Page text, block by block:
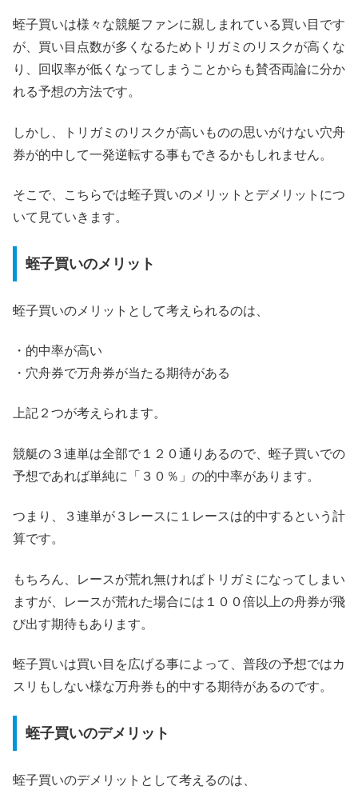
蛭子買いは様々な競艇ファンに親しまれている買い目です
が、買い目点数が多くなるためトリガミのリスクが高くな
り、回収率が低くなってしまうことからも賛否両論に分か
れる予想の方法です。
しかし、トリガミのリスクが高いものの思いがけない穴舟
券が的中して一発逆転する事もできるかもしれません。
そこで、こちらでは蛭子買いのメリットとデメリットにつ
いて見ていきます。
蛭子買いのメリット
蛭子買いのメリットとして考えられるのは、
・的中率が高い
・穴舟券で万舟券が当たる期待がある
上記２つが考えられます。
競艇の３連単は全部で１２０通りあるので、蛭子買いでの
予想であれば単純に「３０％」の的中率があります。
つまり、３連単が３レースに１レースは的中するという計
算です。
もちろん、レースが荒れ無ければトリガミになってしまい
ますが、レースが荒れた場合には１００倍以上の舟券が飛
び出す期待もあります。
蛭子買いは買い目を広げる事によって、普段の予想ではカ
スリもしない様な万舟券も的中する期待があるのです。
蛭子買いのデメリット
蛭子買いのデメリットとして考えるのは、